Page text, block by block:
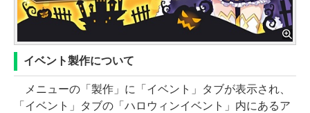
イベント製作について
メニューの「製作」に「イベント」タブが表示され、
「イベント」タブの「ハロウィンイベント」内にあるア